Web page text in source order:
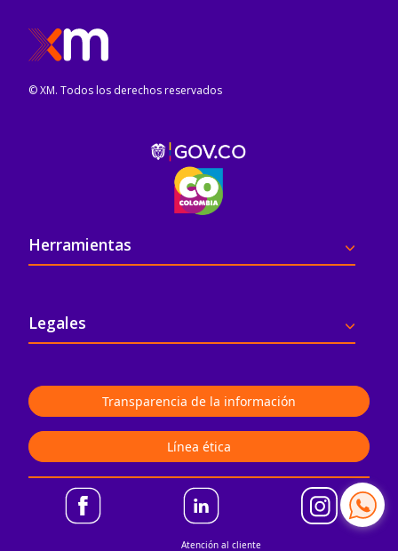
Atención al cliente
© XM. Todos los derechos reservados
Pie de página
Herramientas
Legales
Transparencia de la información
Línea ética